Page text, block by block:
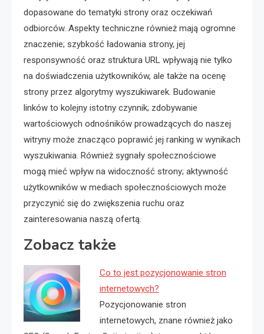
dopasowane do tematyki strony oraz oczekiwań
odbiorców. Aspekty techniczne również mają ogromne
znaczenie; szybkość ładowania strony, jej
responsywność oraz struktura URL wpływają nie tylko
na doświadczenia użytkowników, ale także na ocenę
strony przez algorytmy wyszukiwarek. Budowanie
linków to kolejny istotny czynnik; zdobywanie
wartościowych odnośników prowadzących do naszej
witryny może znacząco poprawić jej ranking w wynikach
wyszukiwania. Również sygnały społecznościowe
mogą mieć wpływ na widoczność strony; aktywność
użytkowników w mediach społecznościowych może
przyczynić się do zwiększenia ruchu oraz
zainteresowania naszą ofertą.
Zobacz także
Co to jest pozycjonowanie stron
internetowych?
Pozycjonowanie stron
internetowych, znane również jako